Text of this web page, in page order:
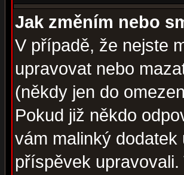
Jak změním nebo
V případě, že nejste
upravovat nebo
(někdy jen do
Pokud již někdo
vám malinký
příspěvek